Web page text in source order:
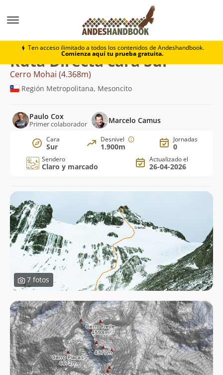
Ten acceso ilimitado a todos los contenidos de Andeshandbook.
Comienza aquí tu prueba gratuita.
Cerro Mohai Directa cara Sur
Ruta Directa cara Sur
Cerro Mohai (4.368m)
Región Metropolitana, Mesoncito
Paulo Cox
Primer colaborador Marcelo Camus
Cara
Sur
Desnivel
1.900m
Jornadas
0
Sendero
Claro y marcado
Actualizado el
26-04-2026
7 fotos